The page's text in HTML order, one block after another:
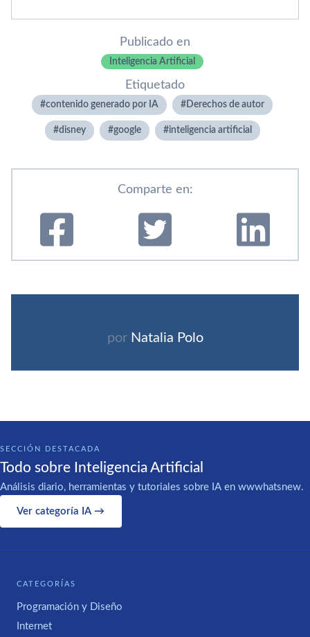
Publicado en
Inteligencia Artificial
Etiquetado
contenido generado por IA Derechos de autor
disney google inteligencia artificial
Comparte en:
por Natalia Polo
SECCIÓN DESTACADA
Todo sobre Inteligencia Artificial
Análisis diario, herramientas y tutoriales sobre IA en wwwhatsnew.
Ver categoría IA →
CATEGORÍAS
Programación y Diseño
Internet